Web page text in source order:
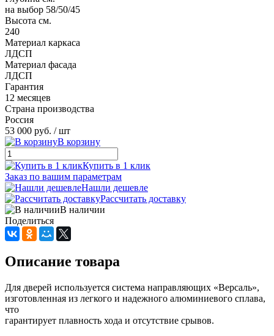
на выбор 58/50/45
Высота см.
240
Материал каркаса
ЛДСП
Материал фасада
ЛДСП
Гарантия
12 месяцев
Страна производства
Россия
53 000 руб. / шт
В корзину
Купить в 1 клик
Заказ по вашим параметрам
Нашли дешевле
Рассчитать доставку
В наличии
Поделиться
Описание товара
Для дверей используется система направляющих «Версаль»,
изготовленная из легкого и надежного алюминиевого сплава,
что
гарантирует плавность хода и отсутствие срывов.